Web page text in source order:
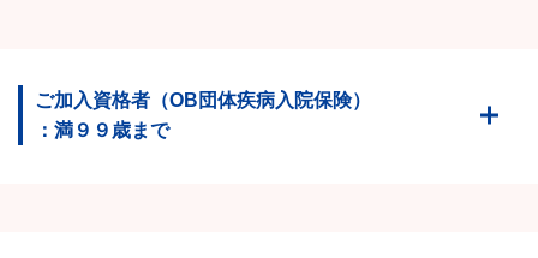
ご加入資格者（OB団体疾病入院保険）
：満９９歳まで